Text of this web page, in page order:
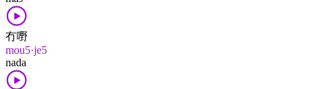
冇嘢
mou5·je5
nada